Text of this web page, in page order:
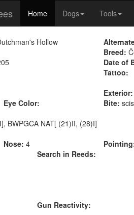
Home Dogs Tools
Hollow
Breed:
Date of
Tattoo:
Exterior:
Eye Color: Bite:
BWPGCA NAT[ (21)II, (28)I]
Nose: 4
Search in Reeds:
Gun Reactivity: